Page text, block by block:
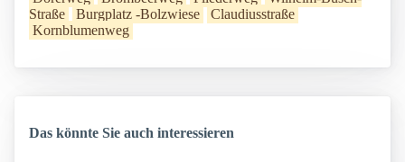
Straße
Burgplatz -Bolzwiese
Claudiusstraße
Kornblumenweg
Das könnte Sie auch interessieren